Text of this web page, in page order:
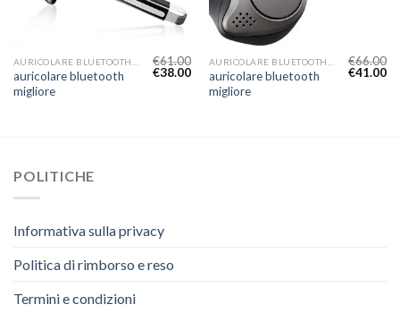
auricolare bluetooth
migliore
€61.00
€38.00
auricolare bluetooth
migliore
€66.00
€41.00
POLITICHE
Informativa sulla privacy
Politica di rimborso e reso
Termini e condizioni